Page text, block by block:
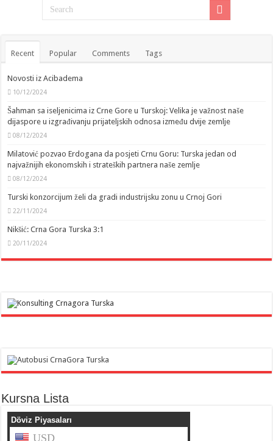
Recent Popular Comments Tags
Novosti iz Acibadema
10/12/2024
Šahman sa iseljenicima iz Crne Gore u Turskoj: Velika je važnost naše
dijaspore u izgrađivanju prijateljskih odnosa između dvije zemlje
08/12/2024
Milatović pozvao Erdogana da posjeti Crnu Goru: Turska jedan od
najvažnijih ekonomskih i strateških partnera naše zemlje
08/12/2024
Turski konzorcijum želi da gradi industrijsku zonu u Crnoj Gori
22/11/2024
Nikšić: Crna Gora Turska 3:1
20/11/2024
Kursna Lista